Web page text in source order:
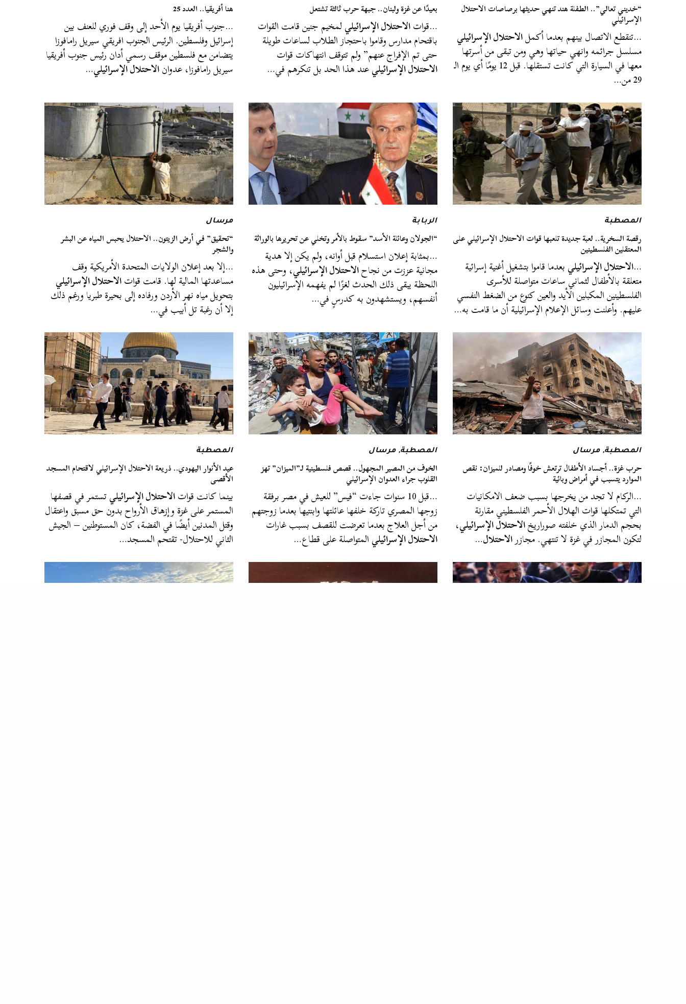
“خديني تعالي”.. الطفلة هند تنهي حديثها برصاصات الاحتلال
الإسرائيلي
…تنقطع الاتصال بينهم بعدما أكملالاحتلال الإسرائيلي
مسلسل جرائمه وانهي حياتها وهي ومن تبقى من أسرتها
معها في السيارة التي كانت تستقلها. قبل 12 يومًا أي يوم الـ
29 من…
بعيدًا عن غزة ولبنان.. جبهة حرب ثالثة تشتعل
…قواتالاحتلال الإسرائيليلمخيم جنين قامت القوات
باقتحام مدارس وقاموا باحتجاز الطلاب لساعات طويلة
حتى تم الإفراج عنهم” ولم تتوقف انتهاكات قوات
الاحتلال الإسرائيليعند هذا الحد بل تنكرهم في…
هنا أفريقيا.. العدد 25
…جنوب أفريقيا يوم الأحد إلى وقف فوري للعنف بين
إسرائيل وفلسطين. الرئيس الجنوب افريقي سيريل رامافوزا
يتضامن مع فلسطين موقف رسمي أدان رئيس جنوب أفريقيا
سيريل رامافوزا، عدوانالاحتلال الإسرائيلي…
المصطبة
رقصة السخرية.. لعبة جديدة تلعبها قوات الاحتلال الإسرائيلي على
المعتقلين الفلسطينين
…الاحتلال الإسرائيليبعدما قاموا بتشغيل أغنية إسرائية
متعلقة بالأطفال لثماني ساعات متواصلة للأسرى
الفلسطينين المكبلين الأيد والعين كنوع من الضغط النفسي
عليهم. وأعلنت وسائل الإعلام الإسرائيلية أن ما قامت به…
الربابة
“الجولان وعائلة الأسد” سقوط بالأمر وتخلي عن تحريرها بالوراثة
…بمثابة إعلان استسلام قبل أوانه، ولم يكن إلا هدية
مجانية عززت من نجاحالاحتلال الإسرائيلي، وحتى هذه
اللحظة يبقى ذلك الحدث لغزًا لم يفهمه الإسرائيليون
أنفسهم، ويستشهدون به كدرسٍ في…
مرسال
“تحقيق” في أرض الزيتون.. الاحتلال يحبس المياه عن البشر
والشجر
…إلا بعد إعلان الولايات المتحدة الأمريكية وقف
مساعدتها المالية لها. قامت قواتالاحتلال الإسرائيلي
بتحويل مياه نهر الأردن ورفاده إلى بحيرة طبريا ورغم ذلك
إلا أن رغبة تل أبيب في…
المصطبة,مرسال
حرب غزة.. أجساد الأطفال ترتعش خوفًا ومصادر للميزان: نقص
الموارد يتسبب في أمراض وبائية
…الركام لا تجد من يخرجها بسبب ضعف الامكانيات
التي تمتكلها قوات الهلال الأحمر الفلسطيني مقارنة
بحجم الدمار الذي خلفته صوراريخالاحتلال الإسرائيلي،
لتكون المجازر في غزة لا تنتهي. مجازرالاحتلال…
المصطبة,مرسال
الخوف من المصير المجهول.. قصص فلسطينية لـ”الميزان” تهز
القلوب جراء العدوان الإسرائيلي
…قبل 10 سنوات جاءت “فيس” للعيش في مصر برفقة
زوجها المصري تاركة خلفها عائلتها وابنتيها بعدما زوجتهم
من أجل العلاج بعدما تعرضت للقصف بسبب غارات
الاحتلال الإسرائيليالمتواصلة على قطاع…
المصطبة
عيد الأنوار اليهودي.. ذريعة الاحتلال الإسرائيلي لاقتحام المسجد
الأقصى
بينما كانت قواتالاحتلال الإسرائيليتستمر في قصفها
المستمر على غزة وإزهاق الأرواح بدون حق مسبق واعتقال
وقتل المدنين أيضًا في الفضة، كان المستوطنين – الجيش
الثاني للاحتلال- تقتحم المسجد…